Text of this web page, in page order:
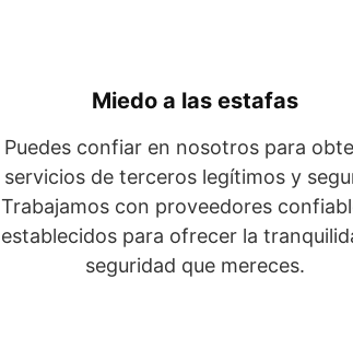
Miedo a las estafas
Puedes confiar en nosotros para
servicios de terceros legítimos y
Trabajamos con proveedores
establecidos para ofrecer la
seguridad que mereces.